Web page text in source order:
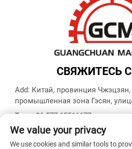
СВЯЖИТЕСЬ
Add: Китай, провинция
промышленная зона Гэсян,
Тел.:+86-577-65566677
E-mail: [email protected]
We value your privacy
We use cookies and similar tools to